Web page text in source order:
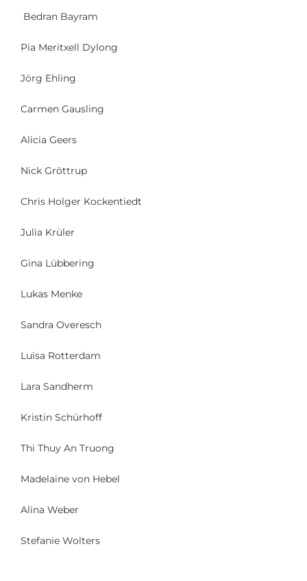
Bedran Bayram
Pia Meritxell Dylong
Jörg Ehling
Carmen Gausling
Alicia Geers
Nick Gröttrup
Chris Holger Kockentiedt
Julia Krüler
Gina Lübbering
Lukas Menke
Sandra Overesch
Luisa Rotterdam
Lara Sandherm
Kristin Schürhoff
Thi Thuy An Truong
Madelaine von Hebel
Alina Weber
Stefanie Wolters